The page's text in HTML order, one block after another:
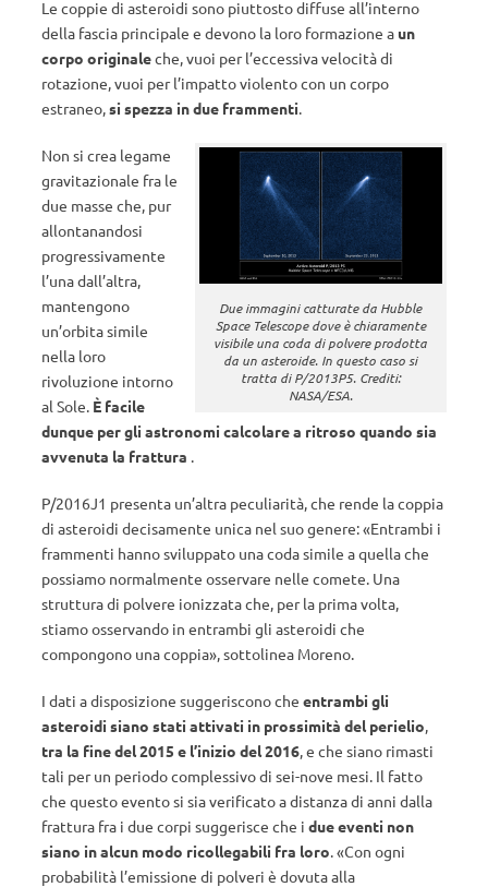
Le coppie di asteroidi sono piuttosto diffuse all’interno
della fascia principale e devono la loro formazione a un
corpo originaleche, vuoi per l’eccessiva velocità di
rotazione, vuoi per l’impatto violento con un corpo
estraneo,si spezza in due frammenti.
Due immagini catturate da Hubble
Space Telescope dove è chiaramente
visibile una coda di polvere prodotta
da un asteroide. In questo caso si
tratta di P/2013P5. Crediti:
NASA/ESA.
Non si crea legame
gravitazionale fra le
due masse che, pur
allontanandosi
progressivamente
l’una dall’altra,
mantengono
un’orbita simile
nella loro
rivoluzione intorno
al Sole. È facile
dunque per gli astronomi calcolare a ritroso quando sia
avvenuta la frattura .
P/2016J1 presenta un’altra peculiarità, che rende la coppia
di asteroidi decisamente unica nel suo genere: «Entrambi i
frammenti hanno sviluppato una coda simile a quella che
possiamo normalmente osservare nelle comete. Una
struttura di polvere ionizzata che, per la prima volta,
stiamo osservando in entrambi gli asteroidi che
compongono una coppia», sottolinea Moreno.
I dati a disposizione suggeriscono che entrambi gli
asteroidi siano stati attivati in prossimità del perielio,
tra la fine del 2015 e l’inizio del 2016, e che siano rimasti
tali per un periodo complessivo di sei-nove mesi. Il fatto
che questo evento si sia verificato a distanza di anni dalla
frattura fra i due corpi suggerisce che i due eventi non
siano in alcun modo ricollegabili fra loro. «Con ogni
probabilità l’emissione di polveri è dovuta alla